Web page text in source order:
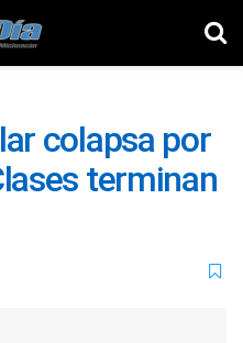
colapsa por
terminan